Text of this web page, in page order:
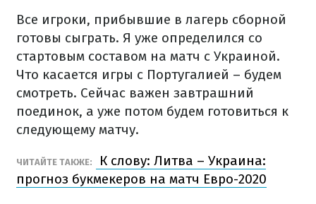
Все игроки, прибывшие в лагерь сборной
готовы сыграть. Я уже определился со
стартовым составом на матч с Украиной.
Что касается игры с Португалией – будем
смотреть. Сейчас важен завтрашний
поединок, а уже потом будем готовиться к
следующему матчу.
ЧИТАЙТЕ ТАКЖЕ:
К слову: Литва – Украина:
прогноз букмекеров на матч Евро-2020